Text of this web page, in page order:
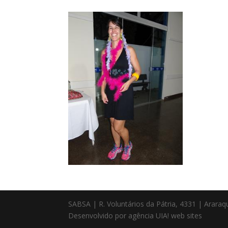
SABSA | R. Voluntários da Pátria, 4331 |
Desenvolvido por agência UIA! web sites